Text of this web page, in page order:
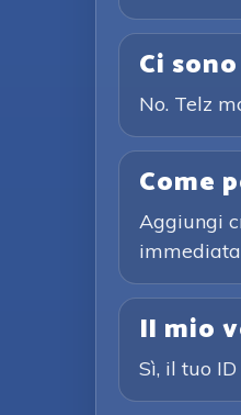
Ci
No. Telz
Come
Aggiungi
Il mio
Sì, il tuo